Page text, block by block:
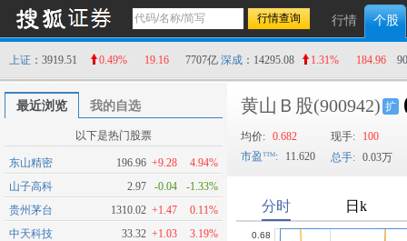
行情 个股
上证 ：3919.51 0.49% 19.16 7707亿 深成 ：14295.08 1.31% 184.96
最近浏览 我的自选
以下是热门股票
东山精密 196.96 +9.28
4.94%
山子高科
2.97 -0.04
-1.33%
贵州茅台
1310.02 +1.47
0.11%
中天科技
33.32 +1.03
3.19%
黄山Ｂ股(900942) 扩
均价: 0.682 现手:
100
市盈
: 11.620 总手: 0.03万